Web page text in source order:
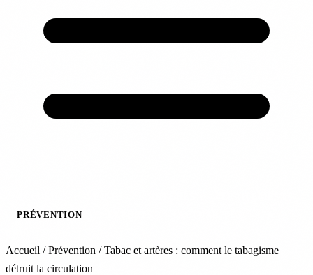
PRÉVENTION
Accueil / Prévention / Tabac et artères : comment le tabagisme
détruit la circulation